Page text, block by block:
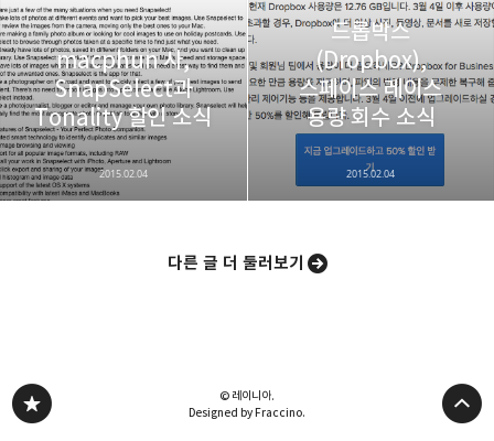
macphun 사,
SnapSelect과
Tonality 할인 소식
2015.02.04
드롭박스
(Dropbox),
스페이스 레이스
용량 회수 소식
2015.02.04
다른 글 더 둘러보기
© 레이니아.
Designed by Fraccino.